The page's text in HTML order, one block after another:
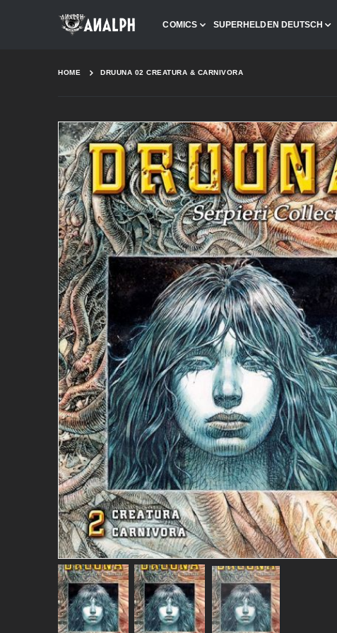
COMICS SUPERHELDEN DEUTSCH
HOME DRUUNA 02 CREATURA & CARNIVORA
Skip
to
the
end
of
the
images
gallery